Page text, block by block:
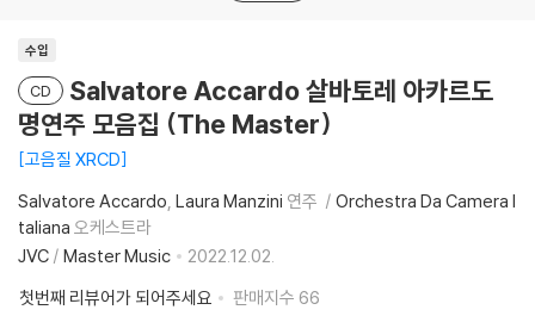
수입
CD
Salvatore Accardo 살바토레 아카르도
명연주 모음집 (The Master)
고음질 XRCD
Salvatore Accardo Laura Manzini 연주
Orchestra Da Camera I
taliana 오케스트라
JVC / Master Music
2022.12.02.
첫번째 리뷰어가 되어주세요
판매지수 66